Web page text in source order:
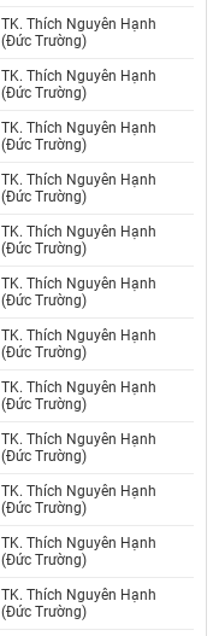
TK. Thích Nguyên Hạnh
(Đức Trường)
TK. Thích Nguyên Hạnh
(Đức Trường)
TK. Thích Nguyên Hạnh
(Đức Trường)
TK. Thích Nguyên Hạnh
(Đức Trường)
TK. Thích Nguyên Hạnh
(Đức Trường)
TK. Thích Nguyên Hạnh
(Đức Trường)
TK. Thích Nguyên Hạnh
(Đức Trường)
TK. Thích Nguyên Hạnh
(Đức Trường)
TK. Thích Nguyên Hạnh
(Đức Trường)
TK. Thích Nguyên Hạnh
(Đức Trường)
TK. Thích Nguyên Hạnh
(Đức Trường)
TK. Thích Nguyên Hạnh
(Đức Trường)